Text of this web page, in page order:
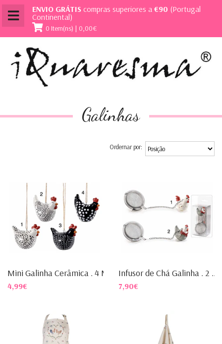
ENVIO GRÁTIS compras superiores a €90 (Portugal
Continental)
0 Item(ns) | 0,00€
Galinhas
Ordernar por:
Mini Galinha Cerâmica . 4 M...
4,99€
Infusor de Chá Galinha . 2 ...
7,90€